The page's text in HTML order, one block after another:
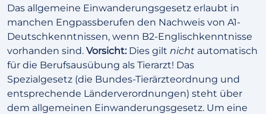
Das allgemeine Einwanderungsgesetz erlaubt in
manchen Engpassberufen den Nachweis von A1-
Deutschkenntnissen, wenn B2-Englischkenntnisse
vorhanden sind. Vorsicht:Dies gilt nicht automatisch
für die Berufsausübung als Tierarzt! Das
Spezialgesetz (die Bundes-Tierärzteordnung und
entsprechende Länderverordnungen) steht über
dem allgemeinen Einwanderungsgesetz. Um eine